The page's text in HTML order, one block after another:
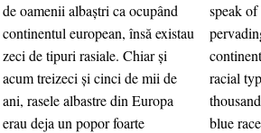
de oamenii albaştri ca ocupând
continentul european, însă existau
zeci de tipuri rasiale. Chiar şi
acum treizeci şi cinci de mii de
ani, rasele albastre din Europa
erau deja un popor foarte
speak of
racial
blue